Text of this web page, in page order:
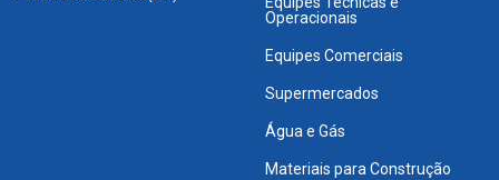
Operacionais
Equipes Comerciais
Supermercados
Água e Gás
Materiais para Construção